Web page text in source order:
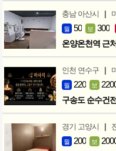
충남 아산시 |
월 50 보 300
온양온천역 근
인천 연수구 |
월 220 보
구송도 순수건
경기 고양시 |
월 200 보